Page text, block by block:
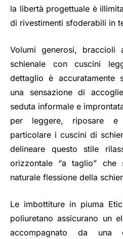
la libertà progettuale è
di rivestimenti sfoderabili in
Volumi generosi, braccioli
schienale con cuscini
dettaglio è accuratamente
una sensazione di
seduta informale e
per leggere, riposare e
particolare i cuscini di
delineare questo stile
orizzontale “a taglio” che
naturale flessione della
Le imbottiture in piuma
poliuretano assicurano un
accompagnato da una